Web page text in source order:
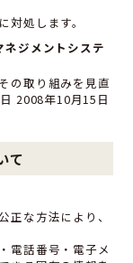
処します。
ジメントシステ
の取り組みを見直
2008年10月15日
て
正な方法により、
電話番号・電子メ